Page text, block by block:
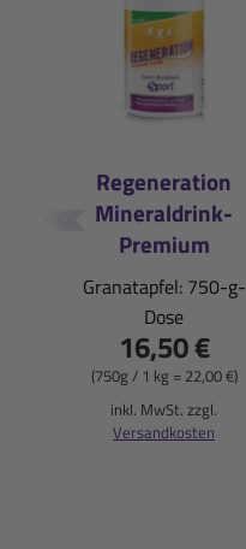
Regeneration
Mineraldrink-
Premium
Granatapfel: 750-g-
Dose
16,50 €
(750g / 1 kg = 22,00 €)
inkl. MwSt. zzgl.
Versandkosten